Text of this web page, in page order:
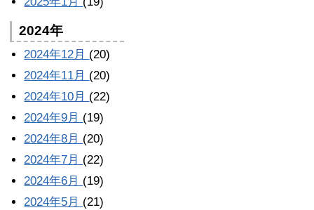
2024年
2024年12月 (20)
2024年11月 (20)
2024年10月 (22)
2024年9月 (19)
2024年8月 (20)
2024年7月 (22)
2024年6月 (19)
2024年5月 (21)